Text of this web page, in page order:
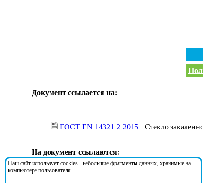
Документ ссылается на:
ГОСТ EN 14321-2-2015 - Стекло
На документ ссылаются:
Наш сайт использует cookies - небольшие фрагменты данных, хранимые на
компьютере пользователя.